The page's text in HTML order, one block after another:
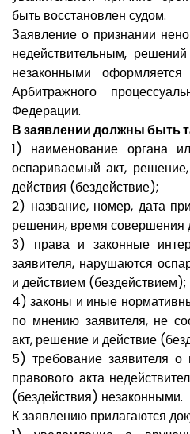
быть восстановлен судом.
Заявление о признании
недействительным,
незаконными
Арбитражного
Федерации.
В заявлении должны быть
1) наименование органа
оспариваемый акт,
действия (бездействие);
2) название, номер, дата
решения, время совершения
3) права и законные
заявителя, нарушаются
и действием (бездействием);
4) законы и иные
по мнению заявителя, не
акт, решение и действие
5) требование заявителя о
правового акта
(бездействия) незаконными.
К заявлению прилагаются